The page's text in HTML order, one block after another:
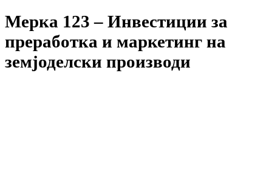
Мерка 123 – Инвестиции за
преработка и маркетинг на
земјоделски производи